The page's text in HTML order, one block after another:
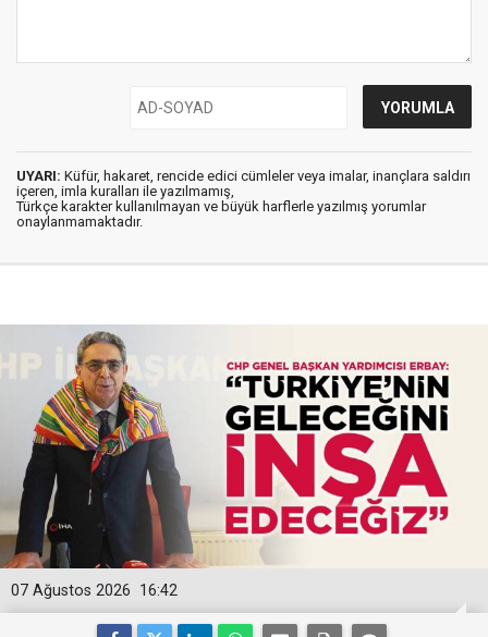
UYARI: Küfür, hakaret, rencide edici cümleler veya imalar, inançlara saldırı
içeren, imla kuralları ile yazılmamış,
Türkçe karakter kullanılmayan ve büyük harflerle yazılmış yorumlar
onaylanmamaktadır.
16:42
07 Ağustos 2026